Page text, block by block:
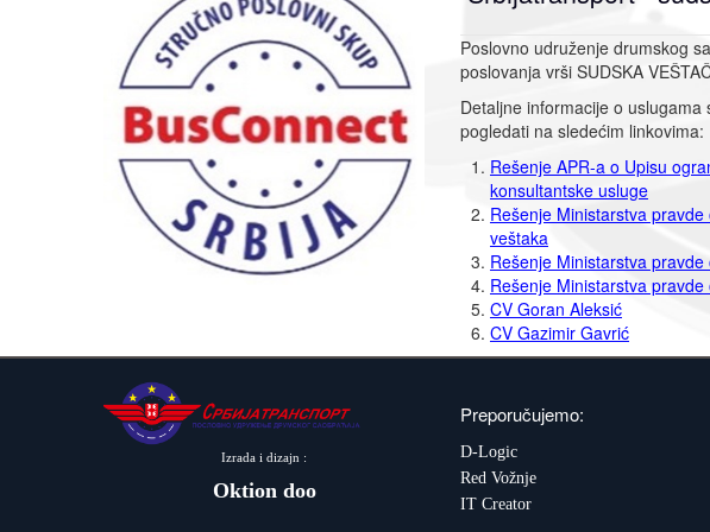
Poslovno udruženje drumskog
poslovanja vrši SUDSKA
Detaljne informacije o
pogledati na sledećim linkovima:
Rešenje APR-a o Upisu
konsultantske usluge
Rešenje Ministarstva
veštaka
Rešenje Ministarstva
Rešenje Ministarstva
CV Goran Aleksić
CV Gazimir Gavrić
Izrada i dizajn :
Oktion doo
Preporučujemo:
D-Logic
Red Vožnje
IT Creator